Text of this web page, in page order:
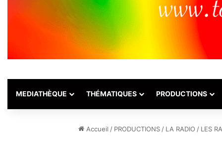
MEDIATHÈQUE THÉMATIQUES PRODUCTIONS
Accueil / PRODUCTIONS / LA RADIO / LES